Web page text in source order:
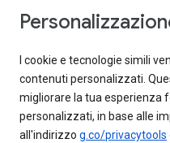
I cookie e tecnologie simili
contenuti personalizzati.
migliorare la tua esperienza
personalizzati, in base alle
all'indirizzo g.co/privacytools